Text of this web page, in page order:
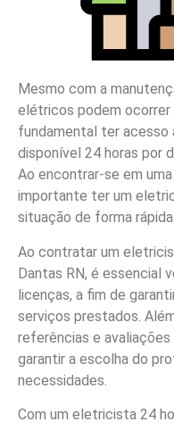
Mesmo com a
elétricos podem ocorrer
fundamental ter
disponível 24 horas por
Ao encontrar-se em
importante ter um
situação de forma
Ao contratar um
Dantas RN, é essencial
licenças, a fim de
serviços prestados.
referências e
garantir a escolha do
necessidades.
Com um eletricista 24